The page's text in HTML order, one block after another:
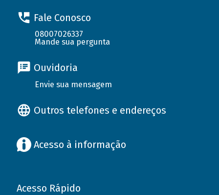
Fale Conosco
08007026337
Mande sua pergunta
Ouvidoria
Envie sua mensagem
Outros telefones e endereços
Acesso à informação
Acesso Rápido